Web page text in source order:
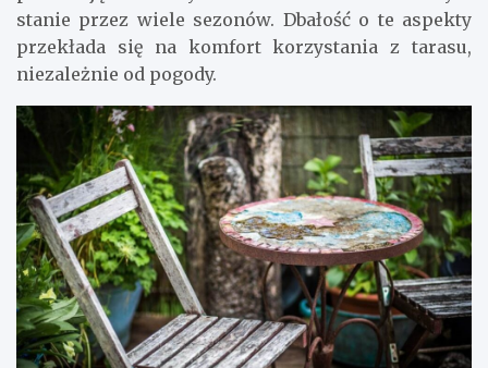
stanie przez wiele sezonów. Dbałość o te aspekty
przekłada się na komfort korzystania z tarasu,
niezależnie od pogody.